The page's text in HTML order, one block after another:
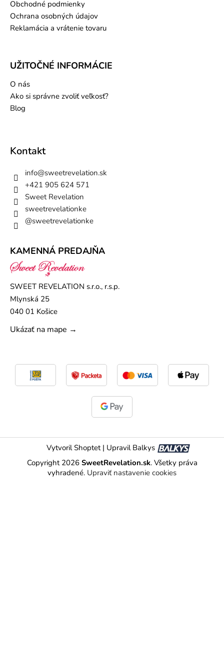
Obchodné podmienky
Ochrana osobných údajov
Reklamácia a vrátenie tovaru
UŽITOČNÉ INFORMÁCIE
O nás
Ako si správne zvoliť veľkosť?
Blog
Kontakt
info@sweetrevelation.sk
+421 905 624 571
Sweet Revelation
sweetrevelationke
@sweetrevelationke
KAMENNÁ PREDAJŇA
SWEET REVELATION s.r.o., r.s.p.
Mlynská 25
040 01 Košice
Ukázať na mape →
Vytvoril Shoptet | Upravil Balkys
Copyright 2026 SweetRevelation.sk. Všetky práva
vyhradené. Upraviť nastavenie cookies